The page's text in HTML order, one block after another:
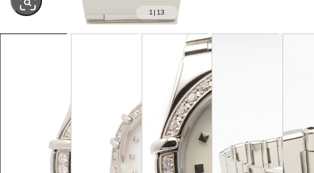
SOLD OUT
1 | 13